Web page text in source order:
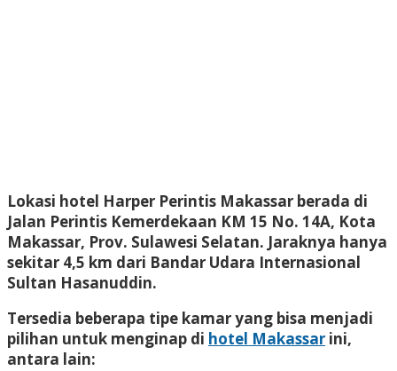
Lokasi hotel Harper Perintis Makassar berada di
Jalan Perintis Kemerdekaan KM 15 No. 14A, Kota
Makassar, Prov. Sulawesi Selatan. Jaraknya hanya
sekitar 4,5 km dari Bandar Udara Internasional
Sultan Hasanuddin.
Tersedia beberapa tipe kamar yang bisa menjadi
pilihan untuk menginap di hotel Makassar ini,
antara lain: